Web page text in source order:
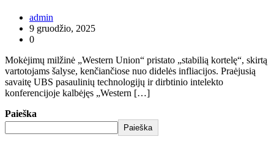
admin
9 gruodžio, 2025
0
Mokėjimų milžinė „Western Union“ pristato „stabilią kortelę“, skirtą
vartotojams šalyse, kenčiančiose nuo didelės infliacijos. Praėjusią
savaitę UBS pasaulinių technologijų ir dirbtinio intelekto
konferencijoje kalbėjęs „Western […]
Paieška
Paieška